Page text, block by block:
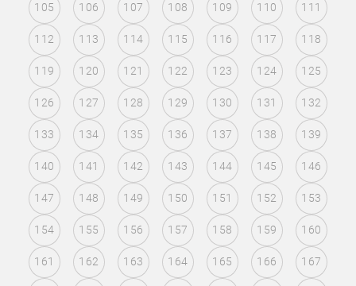
105 106 107 108 109 110 111
112 113 114 115 116 117 118
119 120 121 122 123 124 125
126 127 128 129 130 131 132
133 134 135 136 137 138 139
140 141 142 143 144 145 146
147 148 149 150 151 152 153
154 155 156 157 158 159 160
161 162 163 164 165 166 167